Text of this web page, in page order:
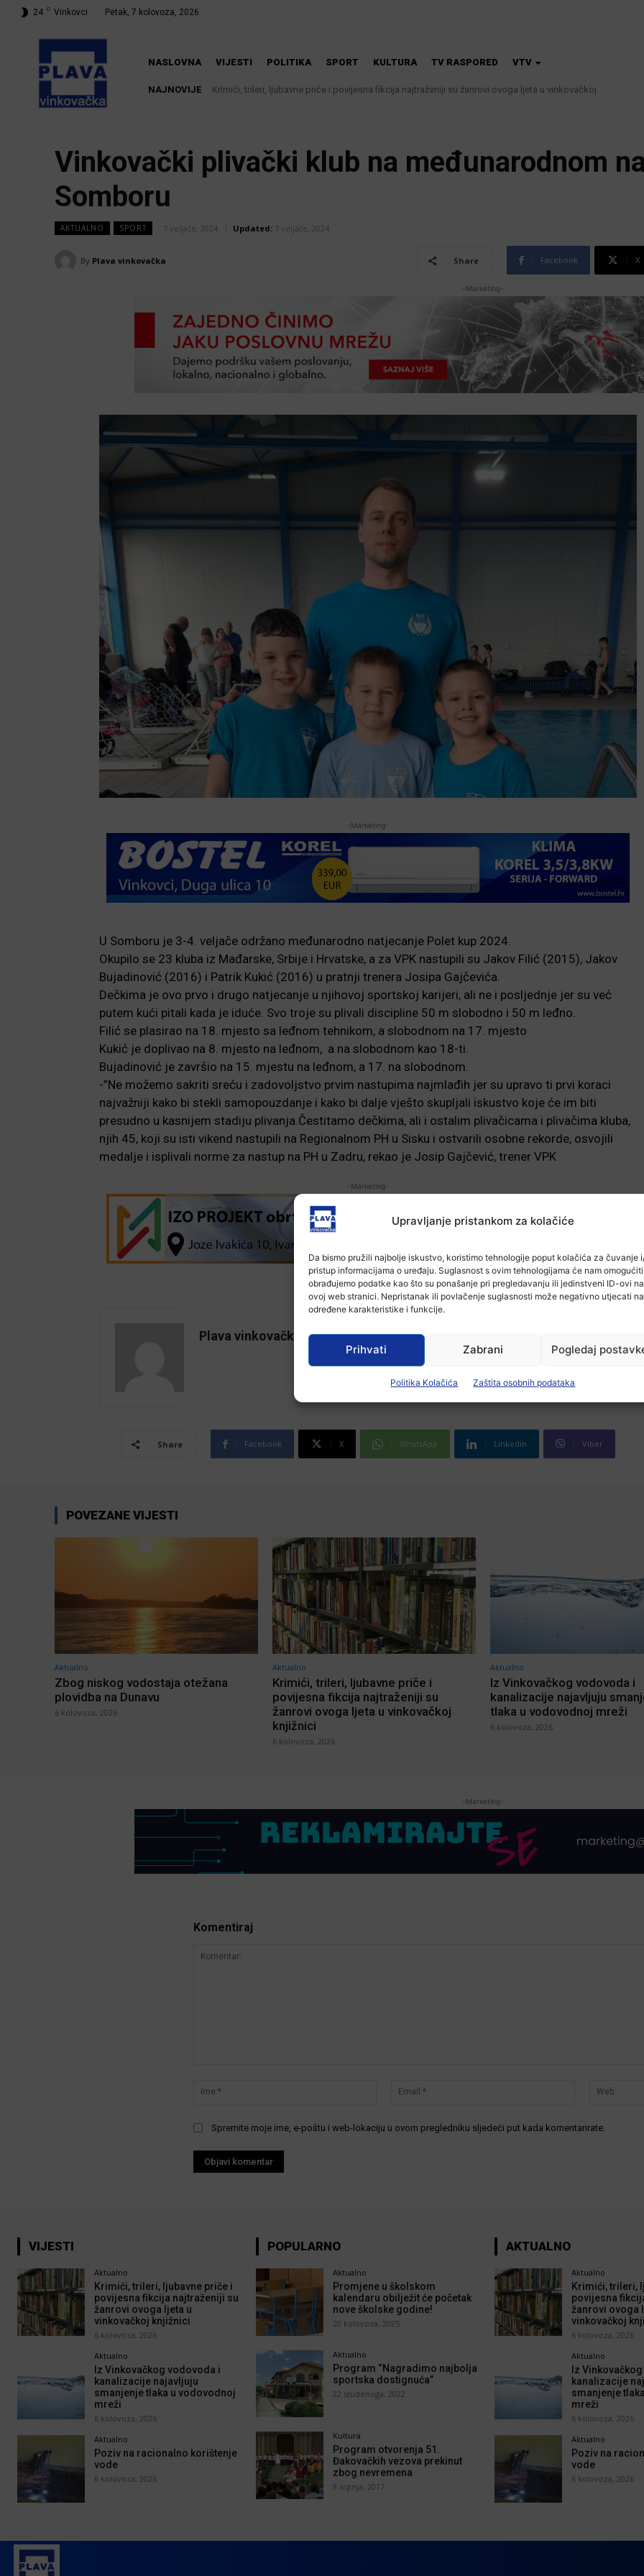
Upravljanje pristankom za kolačiće
Da bismo pružili najbolje iskustvo, koristimo tehnologije poput kolačića za čuvanje
pristup informacijama o uređaju. Suglasnost s ovim tehnologijama će nam
obrađujemo podatke kao što su ponašanje pri pregledavanju ili jedinstveni ID-ovi na
ovoj web stranici. Nepristanak ili povlačenje suglasnosti može negativno utjecati na
određene karakteristike i funkcije.
Prihvati Zabrani Pogledaj
Politika Kolačića Zaštita osobnih podataka
24 C Vinkovci Petak, 7 kolovoza, 2026
NASLOVNA VIJESTI POLITIKA SPORT KULTURA TV RASPORED VTV
NAJNOVIJE
Krimići, trileri, ljubavne priče i povijesna fikcija najtraženiji su žanrovi ovoga ljeta u vinkovačkoj
Iz Vinkovačkog vodovoda i kanalizacije najavljuju smanjenje tlaka u vodovodnoj mreži
Vinkovački plivački klub na međunarodnom
Somboru
AKTUALNO SPORT 7 veljače, 2024 Updated: 7 veljače, 2024
By Plava vinkovačka Share Facebook X
-Marketing-
-Marketing-
U Somboru je 3-4. veljače održano međunarodno natjecanje Polet kup 2024.
Okupilo se 23 kluba iz Mađarske, Srbije i Hrvatske, a za VPK nastupili su Jakov Filić (2015), Jakov
Bujadinović (2016) i Patrik Kukić (2016) u pratnji trenera Josipa Gajčevića.
Dečkima je ovo prvo i drugo natjecanje u njihovoj sportskoj karijeri, ali ne i posljednje jer su već
putem kući pitali kada je iduće. Svo troje su plivali discipline 50 m slobodno i 50 m leđno.
Filić se plasirao na 18. mjesto sa leđnom tehnikom, a slobodnom na 17. mjesto
Kukić je doplivao na 8. mjesto na leđnom, a na slobodnom kao 18-ti.
Bujadinović je završio na 15. mjestu na leđnom, a 17. na slobodnom.
-”Ne možemo sakriti sreću i zadovoljstvo prvim nastupima najmlađih jer su upravo ti prvi koraci
najvažniji kako bi stekli samopouzdanje i kako bi dalje vješto skupljali iskustvo koje će im biti
presudno u kasnijem stadiju plivanja.Čestitamo dečkima, ali i ostalim plivačicama i plivačima kluba,
njih 45, koji su isti vikend nastupili na Regionalnom PH u Sisku i ostvarili osobne rekorde, osvojili
medalje i isplivali norme za nastup na PH u Zadru, rekao je Josip Gajčević, trener VPK
-Marketing-
Plava vinkovačka
Share Facebook X WhatsApp Linkedin Viber
POVEZANE VIJESTI
Aktualno
Zbog niskog vodostaja otežana
plovidba na Dunavu
6 kolovoza, 2026
Aktualno
Krimići, trileri, ljubavne priče i
povijesna fikcija najtraženiji su
žanrovi ovoga ljeta u vinkovačkoj
knjižnici
6 kolovoza, 2026
Aktualno
Iz Vinkovačkog vodovoda i
kanalizacije najavljuju
tlaka u vodovodnoj mreži
6 kolovoza, 2026
-Marketing-
Komentiraj
Ime:*
Email:*
Spremite moje ime, e-poštu i web-lokaciju u ovom pregledniku sljedeći put kada komentarirate.
VIJESTI
Aktualno
Krimići, trileri, ljubavne priče i
povijesna fikcija najtraženiji su
žanrovi ovoga ljeta u
vinkovačkoj knjižnici
6 kolovoza, 2026
Aktualno
Iz Vinkovačkog vodovoda i
kanalizacije najavljuju
smanjenje tlaka u vodovodnoj
mreži
6 kolovoza, 2026
Aktualno
Poziv na racionalno korištenje
vode
6 kolovoza, 2026
POPULARNO
Aktualno
Promjene u školskom
kalendaru obilježit će početak
nove školske godine!
20 kolovoza, 2025
Aktualno
Program “Nagradimo najbolja
sportska dostignuća”
22 studenoga, 2022
Kultura
Program otvorenja 51.
Đakovačkih vezova prekinut
zbog nevremena
8 srpnja, 2017
AKTUALNO
Aktualno
Krimići, trileri,
povijesna
žanrovi ovoga
vinkovačkoj
6 kolovoza, 2026
Aktualno
Iz
kanalizacije
smanjenje
mreži
6 kolovoza, 2026
Aktualno
Poziv na
vode
6 kolovoza, 2026